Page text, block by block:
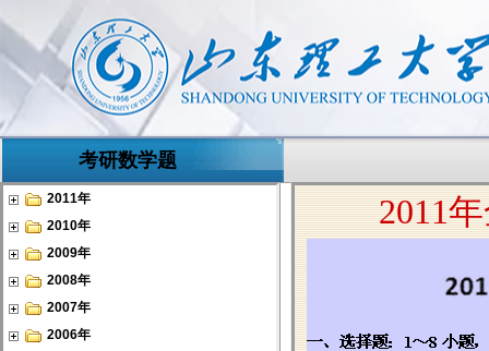
考研数学题
2011年
2010年
2009年
2008年
2007年
2006年